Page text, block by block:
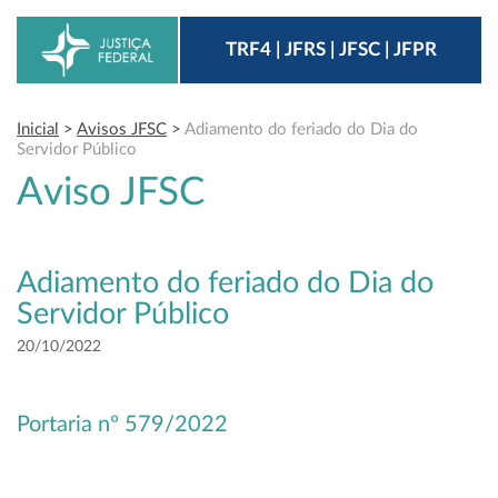
TRF4 | JFRS | JFSC | JFPR
Inicial > Avisos JFSC > Adiamento do feriado do Dia do
Servidor Público
Aviso JFSC
Adiamento do feriado do Dia do
Servidor Público
20/10/2022
Portaria nº 579/2022